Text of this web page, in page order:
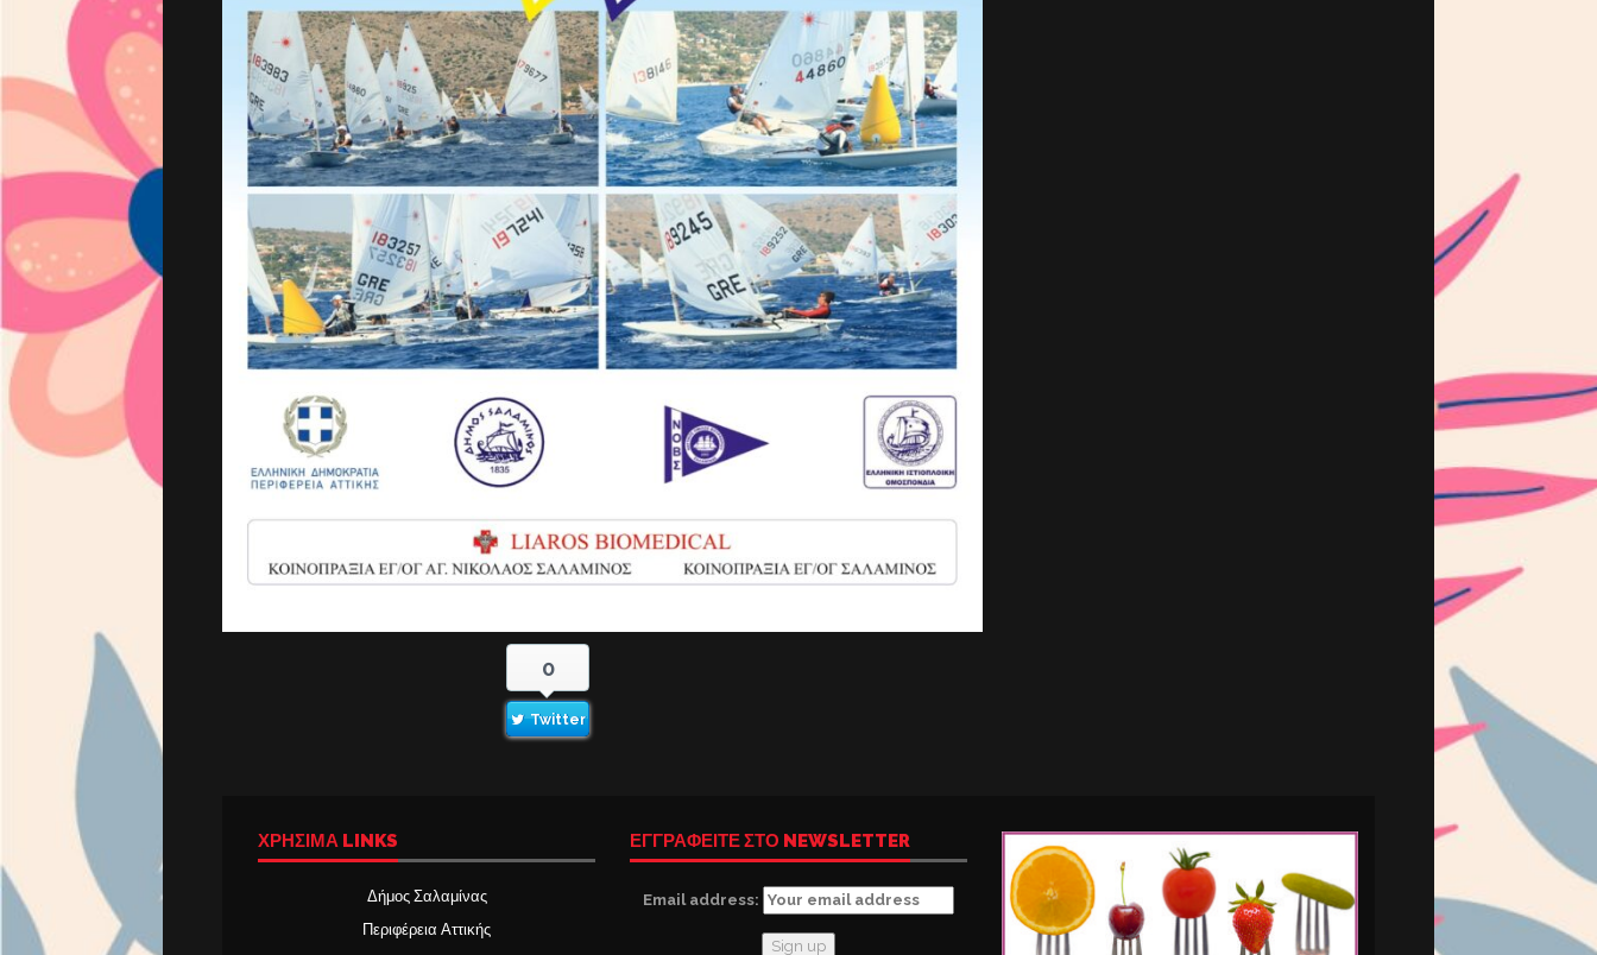
0
Twitter
ΧΡΉΣΙΜΑ LINKS
Δήμος Σαλαμίνας
Περιφέρεια Αττικής
ΕΓΓΡΑΦΕΙΤΕ ΣΤΟ NEWSLETTER
Email address: